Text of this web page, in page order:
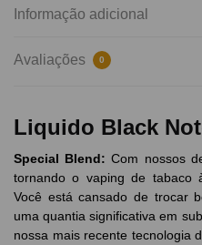
Informação adicional
Avaliações 0
Liquido Black
Special Blend:Com nossos
tornando o vaping de tabaco
Você está cansado de trocar
uma quantia significativa em
nossa mais recente tecnologia